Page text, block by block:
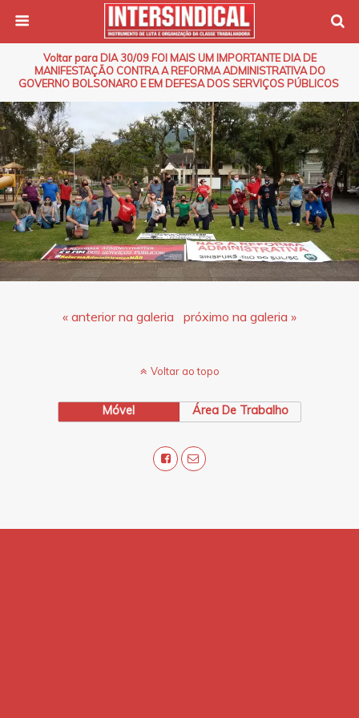
Voltar para DIA 30/09 FOI MAIS UM IMPORTANTE DIA DE
MANIFESTAÇÃO CONTRA A REFORMA ADMINISTRATIVA DO
GOVERNO BOLSONARO E EM DEFESA DOS SERVIÇOS PÚBLICOS
« anterior na galeria próximo na galeria »
Voltar ao topo
Móvel Área De Trabalho